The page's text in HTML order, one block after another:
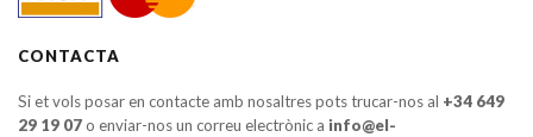
CONTACTA
Si et vols posar en contacte amb nosaltres pots trucar-nos al +34 649
29 19 07o enviar-nos un correu electrònic a info@el-